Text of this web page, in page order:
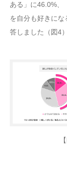
ある」に46.0%、
を自分も好きに
答しました（図4）